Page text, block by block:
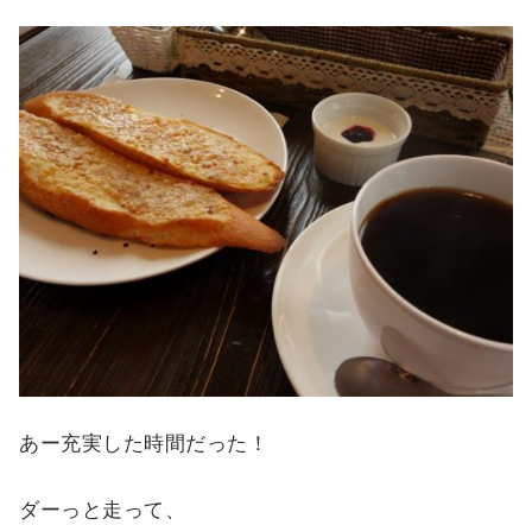
あー充実した時間だった！
ダーっと走って、